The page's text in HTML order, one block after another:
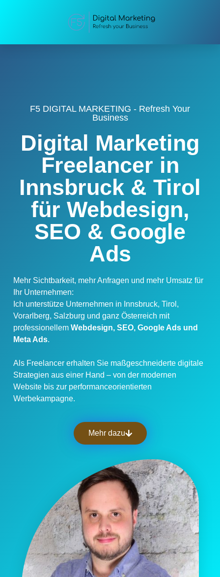
F5 DIGITAL MARKETING - Refresh Your
Business
Digital Marketing
Freelancer in
Innsbruck & Tirol
für Webdesign,
SEO & Google
Ads
Mehr Sichtbarkeit, mehr Anfragen und mehr Umsatz für
Ihr Unternehmen:
Ich unterstütze Unternehmen in Innsbruck, Tirol,
Vorarlberg, Salzburg und ganz Österreich mit
professionellemWebdesign, SEO, Google Ads und
Meta Ads.
Als Freelancer erhalten Sie maßgeschneiderte digitale
Strategien aus einer Hand – von der modernen
Website bis zur performanceorientierten
Werbekampagne.
Mehr dazu